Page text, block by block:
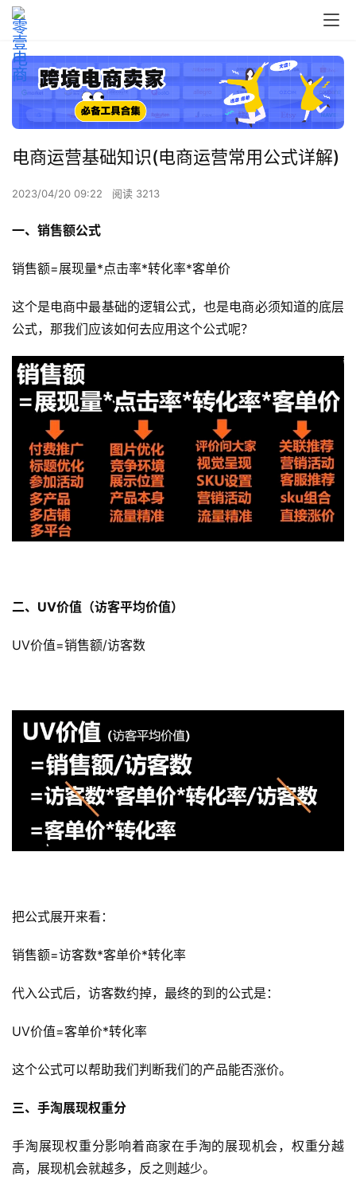
电商运营基础知识(电商运营常用公式详解)
2023/04/20 09:22 阅读 3213
一、销售额公式
销售额=展现量*点击率*转化率*客单价
这个是电商中最基础的逻辑公式，也是电商必须知道的底层
公式，那我们应该如何去应用这个公式呢？
二、UV价值（访客平均价值）
UV价值=销售额/访客数
把公式展开来看：
销售额=访客数*客单价*转化率
代入公式后，访客数约掉，最终的到的公式是：
UV价值=客单价*转化率
这个公式可以帮助我们判断我们的产品能否涨价。
三、手淘展现权重分
手淘展现权重分影响着商家在手淘的展现机会，权重分越
高，展现机会就越多，反之则越少。